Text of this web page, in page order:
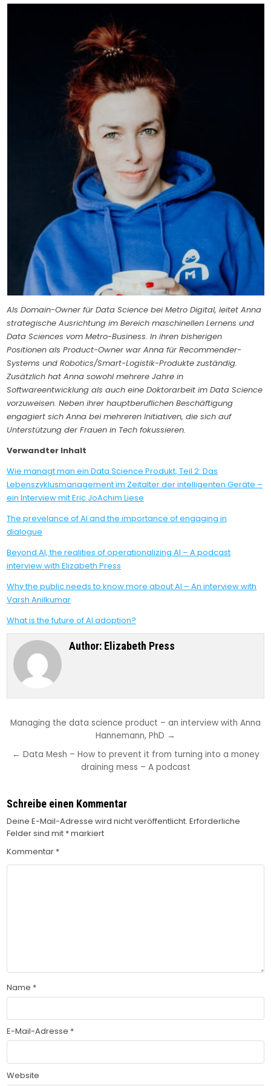
Als Domain-Owner für Data Science bei Metro Digital, leitet Anna
strategische Ausrichtung im Bereich maschinellen Lernens und
Data Sciences vom Metro-Business. In ihren bisherigen
Positionen als Product-Owner war Anna für Recommender-
Systems und Robotics/Smart-Logistik-Produkte zuständig.
Zusätzlich hat Anna sowohl mehrere Jahre in
Softwareentwicklung als auch eine Doktorarbeit im Data Science
vorzuweisen. Neben ihrer hauptberuflichen Beschäftigung
engagiert sich Anna bei mehreren Initiativen, die sich auf
Unterstützung der Frauen in Tech fokussieren.
Verwandter Inhalt
Wie managt man ein Data Science Produkt, Teil 2: Das
Lebenszyklusmanagement im Zeitalter der intelligenten Geräte –
ein Interview mit Eric JoAchim Liese
The prevelance of AI and the importance of engaging in
dialogue
Beyond AI, the realities of operationalizing AI – A podcast
interview with Elizabeth Press
Why the public needs to know more about AI – An interview with
Varsh Anilkumar
What is the future of AI adoption?
Author: Elizabeth Press
Beitragsnavigation
Managing the data science product – an interview with Anna
Hannemann, PhD →
← Data Mesh – How to prevent it from turning into a money
draining mess – A podcast
Schreibe einen Kommentar
Deine E-Mail-Adresse wird nicht veröffentlicht. Erforderliche
Felder sind mit *markiert
Kommentar *
Name *
E-Mail-Adresse *
Website